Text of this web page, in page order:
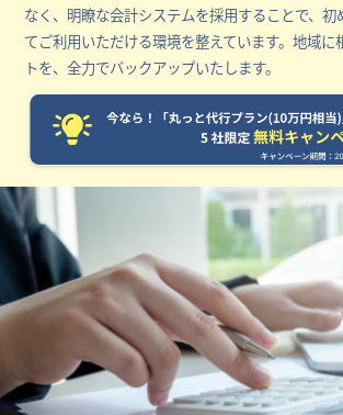
なく、明瞭な会計システムを採用することで、初
てご利用いただける環境を整えています。地域に
トを、全力でバックアップいたします。